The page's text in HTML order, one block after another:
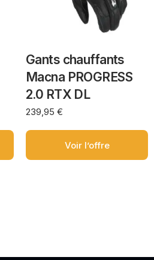
Gants chauffants
Macna PROGRESS
2.0 RTX DL
239,95 €
Voir l’offre